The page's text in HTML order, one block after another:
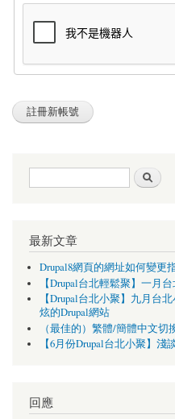
搜尋表單
最新文章
Drupal8網頁的網址如何變更
【Drupal台北輕鬆聚】一月
【Drupal台北小聚】九月台
炫的Drupal網站
（最佳的）繁體/簡體中文切
【6月份Drupal台北小聚】
回應